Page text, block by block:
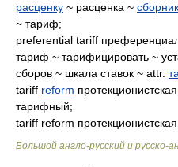
расценку ~ расценка ~ сборник
~ тариф;
preferential tariff
тариф ~ тарифицировать ~
сборов ~ шкала ставок ~ attr.
tariff reform протекционистская
тарифный;
tariff reform
Большой англо-русский и русско-